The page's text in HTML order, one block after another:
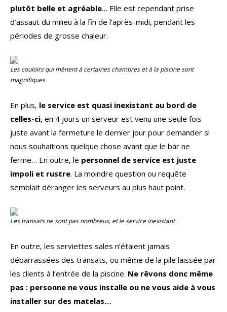
plutôt belle et agréable… Elle est cependant prise
d’assaut du milieu à la fin de l’après-midi, pendant les
périodes de grosse chaleur.
Les couloirs qui mènent à certaines chambres et à la piscine sont
magnifiques
En plus, le service est quasi inexistant au bord de
celles-ci, en 4 jours un serveur est venu une seule fois
juste avant la fermeture le dernier jour pour demander si
nous souhaitions quelque chose avant que le bar ne
ferme… En outre, le personnel de service est juste
impoli et rustre. La moindre question ou requête
semblait déranger les serveurs au plus haut point.
Les transats ne sont pas nombreux, et le service inexistant
En outre, les serviettes sales n’étaient jamais
débarrassées des transats, ou même de la pile laissée par
les clients à l’entrée de la piscine. Ne rêvons donc même
pas : personne ne vous installe ou ne vous aide à vous
installer sur des matelas…